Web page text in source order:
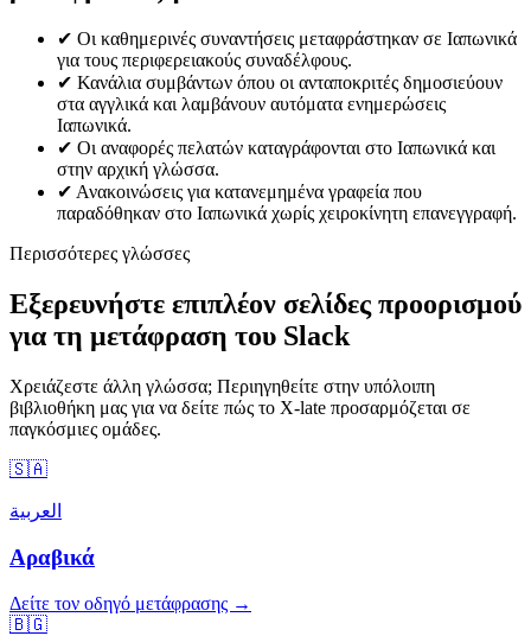
✔ Οι καθημερινές συναντήσεις μεταφράστηκαν σε Ιαπωνικά
για τους περιφερειακούς συναδέλφους.
✔ Κανάλια συμβάντων όπου οι ανταποκριτές δημοσιεύουν
στα αγγλικά και λαμβάνουν αυτόματα ενημερώσεις
Ιαπωνικά.
✔ Οι αναφορές πελατών καταγράφονται στο Ιαπωνικά και
στην αρχική γλώσσα.
✔ Ανακοινώσεις για κατανεμημένα γραφεία που
παραδόθηκαν στο Ιαπωνικά χωρίς χειροκίνητη επανεγγραφή.
Περισσότερες γλώσσες
Εξερευνήστε επιπλέον σελίδες προορισμού
για τη μετάφραση του Slack
Χρειάζεστε άλλη γλώσσα; Περιηγηθείτε στην υπόλοιπη
βιβλιοθήκη μας για να δείτε πώς το X-late προσαρμόζεται σε
παγκόσμιες ομάδες.
🇸🇦
العربية
Αραβικά
Δείτε τον οδηγό μετάφρασης →
🇧🇬